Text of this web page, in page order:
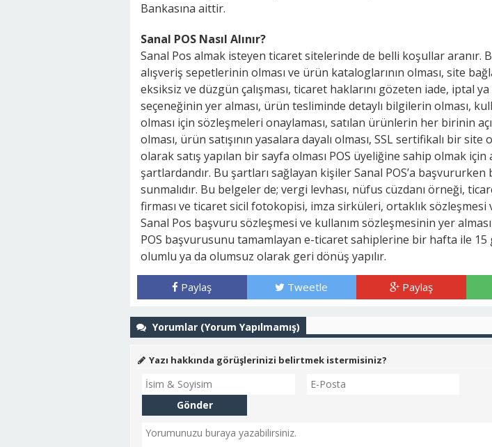
Bankasına aittir.
Sanal POS Nasıl Alınır?
Sanal Pos almak isteyen ticaret sitelerinde de belli koşullar aranır.
alışveriş sepetlerinin olması ve ürün kataloglarının olması, site
eksiksiz ve düzgün çalışması, ticaret haklarını gözeten iade, iptal
seçeneğinin yer alması, ürün tesliminde detaylı bilgilerin olması,
olması için sözleşmeleri onaylaması, satılan ürünlerin her birinin
olması, ürün satışının yasalara dayalı olması, SSL sertifikalı bir site
olarak satış yapılan bir sayfa olması POS üyeliğine sahip olmak için
şartlardandır. Bu şartları sağlayan kişiler Sanal POS’a başvururken
sunmalıdır. Bu belgeler de; vergi levhası, nüfus cüzdanı örneği,
firması ve ticaret sicil fotokopisi, imza sirküleri, ortaklık sözleşmesi
Sanal Pos başvuru sözleşmesi ve kullanım sözleşmesinin yer
POS başvurusunu tamamlayan e-ticaret sahiplerine bir hafta ile 15
olumlu ya da olumsuz olarak geri dönüş yapılır.
Paylaş Tweetle Paylaş
Yorumlar (Yorum Yapılmamış)
Yazı hakkında görüşlerinizi belirtmek istermisiniz?